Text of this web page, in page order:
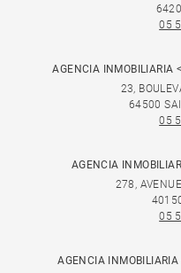
05
AGENCIA INMOBILIARIA
23,
64500
05
AGENCIA
278,
05
AGENCIA INMOBILIARIA